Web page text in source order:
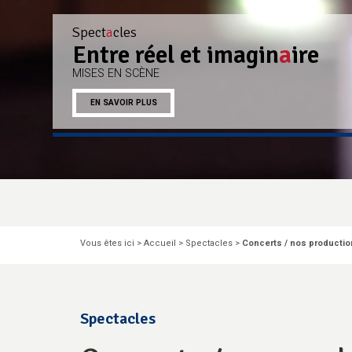
Spectacles
Entre réel et imaginaire
MISES EN SCÈNE
EN SAVOIR PLUS
Spectacles
Histoires de clowns
SUR SCÈNE ENTRE RÉEL ET IMAGINAIRE
EN SAVOIR PLUS
Vous êtes ici > Accueil > Spectacles > Concerts / nos
Spectacles